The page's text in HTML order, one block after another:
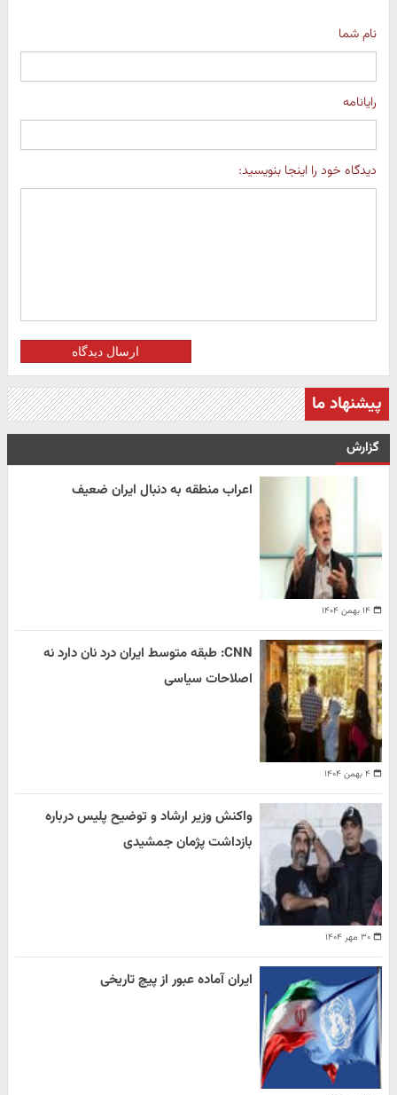
نام شما
رایانامه
دیدگاه خود را اینجا بنویسید:
ارسال دیدگاه
پیشنهاد ما
گزارش
۱۴ بهمن ۱۴۰۴
اعراب منطقه به دنبال ایران ضعیف
۴ بهمن ۱۴۰۴
CNN: طبقه متوسط ایران درد نان دارد نه
اصلاحات سیاسی
۳۰ مهر ۱۴۰۴
واکنش وزیر ارشاد و توضیح پلیس درباره
بازداشت پژمان جمشیدی
ایران آماده عبور از پیچ تاریخی